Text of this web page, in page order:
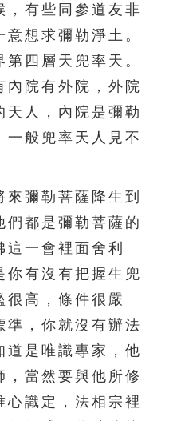
，有些同參道友非
想求彌勒淨土。
四層天兜率天。
內院有外院，外院
天人，內院是彌勒
一般兜率天人見不
彌勒菩薩降生到
們都是彌勒菩薩的
一會裡面舍利
你有沒有把握生兜
很高，條件很嚴
準，你就沒有辦法
道是唯識專家，他
，當然要與他所修
心識定，法相宗裡